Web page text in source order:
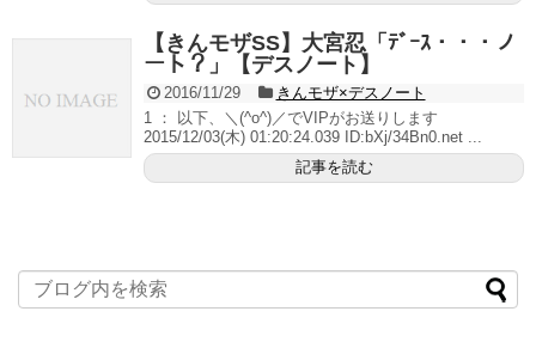
【きんモザSS】大宮忍「ﾃﾞｰｽ・・・ノ
ート？」【デスノート】
2016/11/29
きんモザ×デスノート
1 ： 以下、＼(^o^)／でVIPがお送りします
2015/12/03(木) 01:20:24.039 ID:bXj/34Bn0.net ...
記事を読む